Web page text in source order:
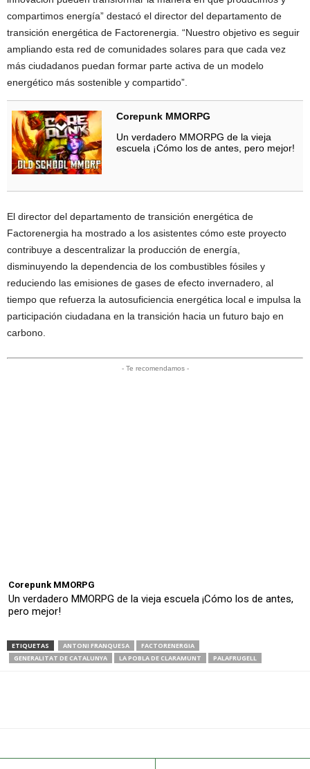
compartimos energía” destacó el director del departamento de
transición energética de Factorenergia. “Nuestro objetivo es seguir
ampliando esta red de comunidades solares para que cada vez
más ciudadanos puedan formar parte activa de un modelo
energético más sostenible y compartido”.
Corepunk MMORPG
Un verdadero MMORPG de la vieja
escuela ¡Cómo los de antes, pero mejor!
El director del departamento de transición energética de
Factorenergia ha mostrado a los asistentes cómo este proyecto
contribuye a descentralizar la producción de energía,
disminuyendo la dependencia de los combustibles fósiles y
reduciendo las emisiones de gases de efecto invernadero, al
tiempo que refuerza la autosuficiencia energética local e impulsa la
participación ciudadana en la transición hacia un futuro bajo en
carbono.
- Te recomendamos -
Corepunk MMORPG
Un verdadero MMORPG de la vieja escuela ¡Cómo los de antes,
pero mejor!
ETIQUETAS ANTONI FRANQUESA
FACTORENERGIA
GENERALITAT DE CATALUNYA
LA POBLA DE CLARAMUNT PALAFRUGELL